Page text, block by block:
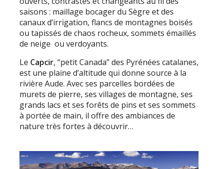
saisons : maillage bocager du Sègre et des
canaux d’irrigation, flancs de montagnes boisés
ou tapissés de chaos rocheux, sommets émaillés
de neige ou verdoyants.
Le Capcir, “petit Canada” des Pyrénées catalanes,
est une plaine d’altitude qui donne source à la
rivière Aude. Avec ses parcelles bordées de
murets de pierre, ses villages de montagne, ses
grands lacs et ses forêts de pins et ses sommets
à portée de main, il offre des ambiances de
nature très fortes à découvrir…